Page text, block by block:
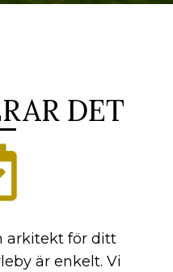
DET
arkitekt för ditt
är enkelt. Vi